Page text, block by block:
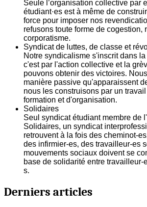
Seule l’organisation collective par
étudiant·es est à même de
force pour imposer nos
refusons toute forme de cogestion,
corporatisme.
Syndicat de luttes, de classe et
Notre syndicalisme s'inscrit dans
c'est par l'action collective et la
pouvons obtenir des victoires.
manière passive qu'apparaissent
nous les construisons par un
formation et d'organisation.
Solidaires
Seul syndicat étudiant membre de
Solidaires, un syndicat
retrouvent à la fois des cheminot-
des infirmier-es, des travailleur-es
mouvements sociaux doivent se
base de solidarité entre travailleur-
s.
Derniers articles